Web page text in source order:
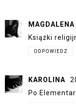
MAGDALENA
Książki
ODPOWIEDZ
KAROLINA
Po